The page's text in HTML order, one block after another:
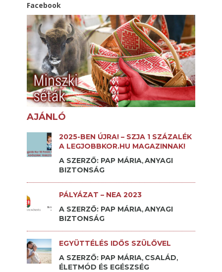
Facebook
AJÁNLÓ
2025-BEN ÚJRA! – SZJA 1 SZÁZALÉK
A LEGJOBBKOR.HU MAGAZINNAK!
A SZERZŐ: PAP MÁRIA, ANYAGI
BIZTONSÁG
PÁLYÁZAT – NEA 2023
A SZERZŐ: PAP MÁRIA, ANYAGI
BIZTONSÁG
EGYÜTTÉLÉS IDŐS SZÜLŐVEL
A SZERZŐ: PAP MÁRIA, CSALÁD,
ÉLETMÓD ÉS EGÉSZSÉG